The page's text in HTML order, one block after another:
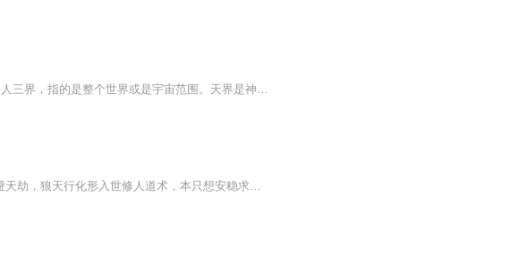
这三界我说了算！三界，是指道家所说的“三界”，一般是指天、地、人三界，指的是整个世界或是宇宙范围。天界是神仙和圣人所在的天堂或天庭，是俗人所无法高攀的神圣世界；人界也称人间、阳间，即指现实的宇宙，多指地球；地界，也称阴间。其实道教三界也...
旁人说他是低贱狼妖，他起先不屑争辩，索性坦然认下身份。为躲避天劫，狼天行化形入世修人道术，本只想安稳求生，不料沦为三界主神肆意摆布的棋子。不甘困于神明棋局，放不下身陷险境的挚爱，他决意挣脱宿命枷锁。既然三界规则由神划定、无处容身，那他便...